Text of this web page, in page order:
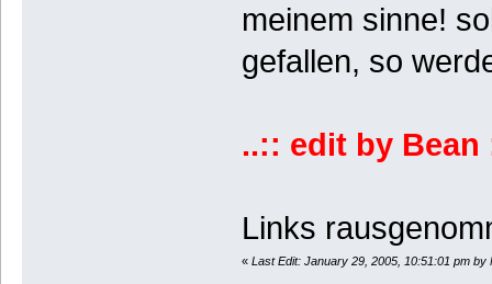
meinem sinne!
gefallen, so
..:: edit by Bean
Links
« Last Edit: January 29, 2005, 10:51:01 pm by